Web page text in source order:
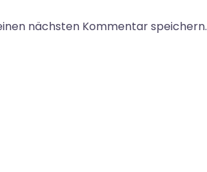
nächsten Kommentar speichern.